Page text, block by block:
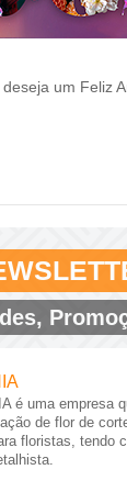
um Feliz
é uma empresa
de flor de
floristas, tendo